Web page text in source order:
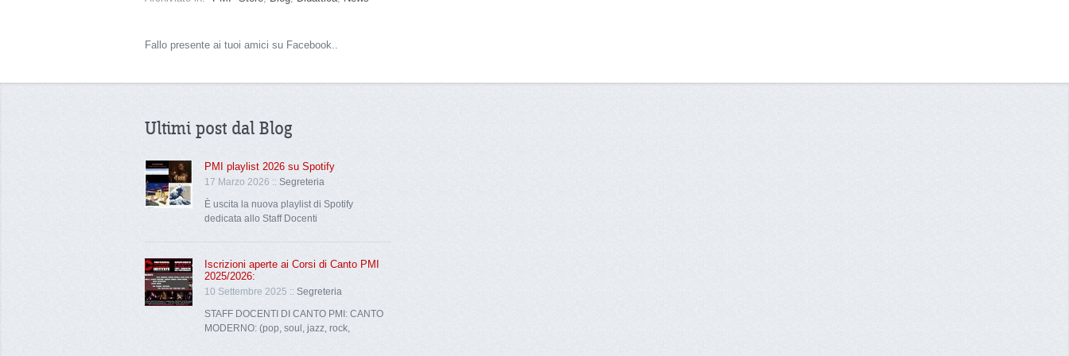
Fallo presente ai tuoi amici su Facebook..
Ultimi post dal Blog
PMI playlist 2026 su Spotify
17 Marzo 2026 :: Segreteria
È uscita la nuova playlist di Spotify
dedicata allo Staff Docenti
Iscrizioni aperte ai Corsi di Canto PMI
2025/2026:
10 Settembre 2025 :: Segreteria
STAFF DOCENTI DI CANTO PMI: CANTO
MODERNO: (pop, soul, jazz, rock,